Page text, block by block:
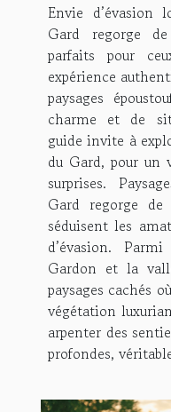
Envie d’évasion
Gard regorge
parfaits pour
expérience
paysages
charme et de
guide invite à
du Gard, pour un
surprises.
Gard regorge
séduisent les
d’évasion.
Gardon et la
paysages cachés
végétation
arpenter des
profondes,